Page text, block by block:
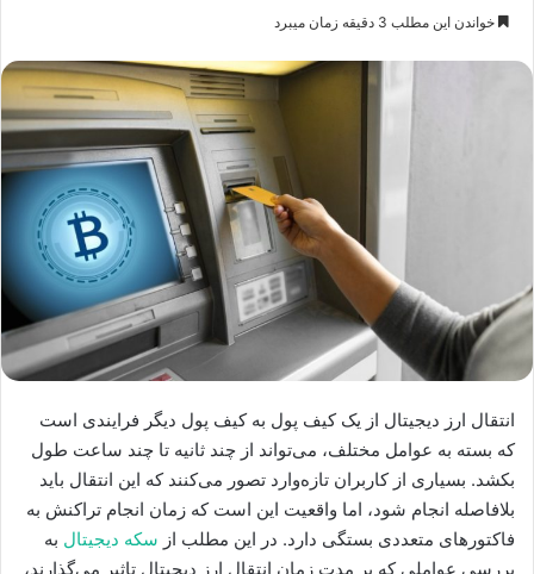
خواندن این مطلب 3 دقیقه زمان میبرد
انتقال ارز دیجیتال از یک کیف پول به کیف پول دیگر فرایندی است
که بسته به عوامل مختلف، می‌تواند از چند ثانیه تا چند ساعت طول
بکشد. بسیاری از کاربران تازه‌وارد تصور می‌کنند که این انتقال باید
بلافاصله انجام شود، اما واقعیت این است که زمان انجام تراکنش به
فاکتورهای متعددی بستگی دارد. در این مطلب از سکه دیجیتال به
بررسی عواملی که بر مدت زمان انتقال ارز دیجیتال تاثیر می‌گذارند،